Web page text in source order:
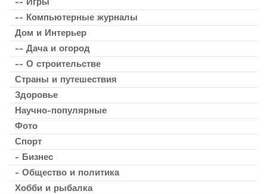
-- Компьютерные журналы
Дом и Интерьер
-- Дача и огород
-- О строительстве
Страны и путешествия
Здоровье
Научно-популярные
Фото
Спорт
- Бизнес
- Общество и политика
Хобби и рыбалка